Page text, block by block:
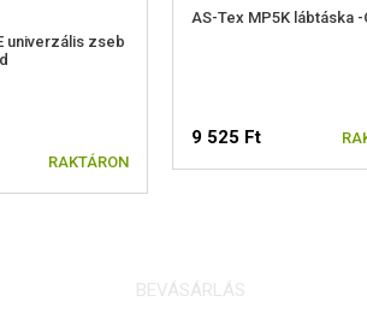
univerzális zseb
RAKTÁRON
AS-Tex MP5K lábtáska -
9 525 Ft
BEVÁSÁRLÁS